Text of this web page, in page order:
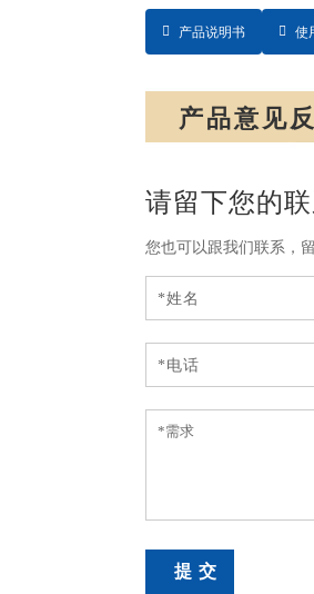
产品说明书 使
产品意见
请留下您的
您也可以跟我们联系，